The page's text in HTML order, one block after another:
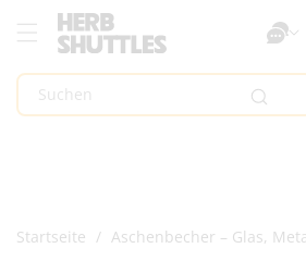
Springen
Suchen
Startseite / Aschenbecher – Glas,